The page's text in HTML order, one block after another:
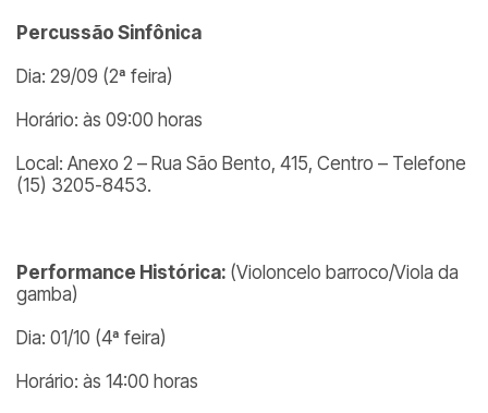
Percussão Sinfônica
Dia: 29/09 (2ª feira)
Horário: às 09:00 horas
Local: Anexo 2 – Rua São Bento, 415, Centro – Telefone
(15) 3205-8453.
Performance Histórica: (Violoncelo barroco/Viola da
gamba)
Dia: 01/10 (4ª feira)
Horário: às 14:00 horas